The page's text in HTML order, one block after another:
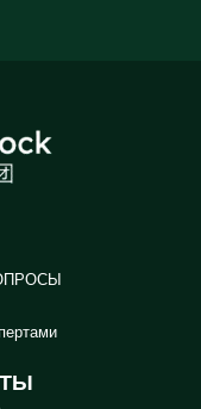
Arabic